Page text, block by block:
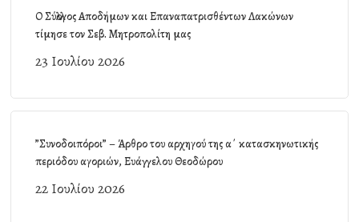
Ο Σύλλογος Αποδήμων και Επαναπατρισθέντων Λακώνων
τίμησε τον Σεβ. Μητροπολίτη μας
23 Ιουλίου 2026
”Συνοδοιπόροι” – Άρθρο του αρχηγού της α΄ κατασκηνωτικής
περιόδου αγοριών, Ευάγγελου Θεοδώρου
22 Ιουλίου 2026